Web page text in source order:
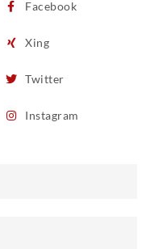
Facebook
Xing
Twitter
Instagram